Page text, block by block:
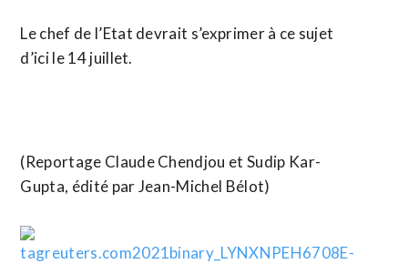
Le chef de l’Etat devrait s’exprimer à ce sujet
d’ici le 14 juillet.
(Reportage Claude Chendjou et Sudip Kar-
Gupta, édité par Jean-Michel Bélot)